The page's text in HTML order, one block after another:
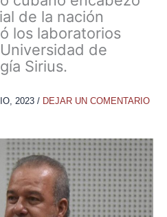
de la nación
los laboratorios
de
Sirius.
2023 / DEJAR UN COMENTARIO